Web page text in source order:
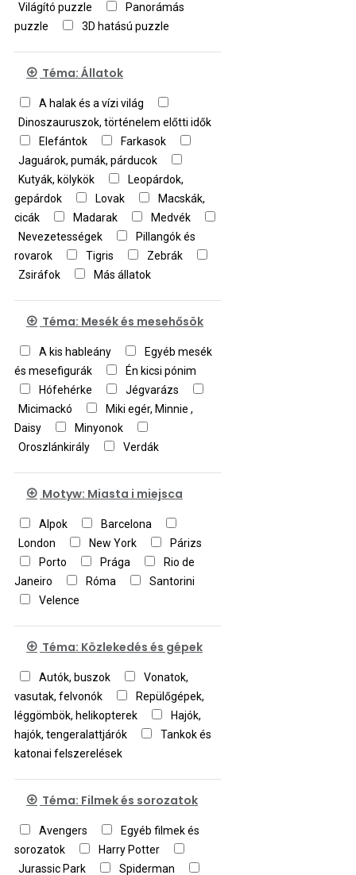
Világító puzzle
Panorámás
puzzle
3D hatású puzzle
Téma: Állatok
A halak és a vízi világ
Dinoszauruszok, történelem előtti idők
Elefántok
Farkasok
Jaguárok, pumák, párducok
Kutyák, kölykök
Leopárdok,
gepárdok
Lovak
Macskák,
cicák
Madarak
Medvék
Nevezetességek
Pillangók és
rovarok
Tigris
Zebrák
Zsiráfok
Más állatok
Téma: Mesék és mesehősök
A kis hableány
Egyéb mesék
és mesefigurák
Én kicsi pónim
Hófehérke
Jégvarázs
Micimackó
Miki egér, Minnie ,
Daisy
Minyonok
Oroszlánkirály
Verdák
Motyw: Miasta i miejsca
Alpok
Barcelona
London
New York
Párizs
Porto
Prága
Rio de
Janeiro
Róma
Santorini
Velence
Téma: Közlekedés és gépek
Autók, buszok
Vonatok,
vasutak, felvonók
Repülőgépek,
léggömbök, helikopterek
Hajók,
hajók, tengeralattjárók
Tankok és
katonai felszerelések
Téma: Filmek és sorozatok
Avengers
Egyéb filmek és
sorozatok
Harry Potter
Jurassic Park
Spiderman